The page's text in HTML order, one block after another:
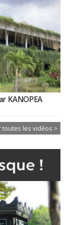
KANOPEA
toutes les vidéos >